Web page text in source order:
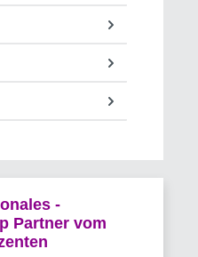
-
Partner vom